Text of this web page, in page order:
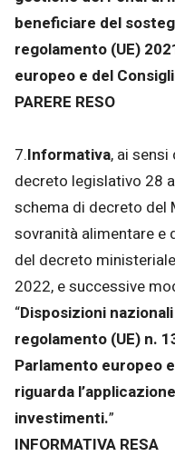
beneficiare del
regolamento (UE)
europeo e del
PARERE RESO
7.Informativa, ai sensi
decreto legislativo 28
schema di decreto del
sovranità alimentare e
del decreto
2022, e successive
“Disposizioni
regolamento (UE) n.
Parlamento europeo
riguarda
investimenti.”
INFORMATIVA RESA